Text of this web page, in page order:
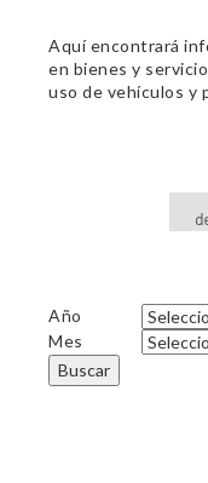
Aquí encontrará
en bienes y
uso de vehículos y
Año
Mes
Buscar